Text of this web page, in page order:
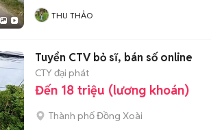
THU THẢO
Tuyển CTV bỏ sĩ, bán số online
CTY đại phát
Đến 18 triệu (lương khoán)
Thành phố Đồng Xoài